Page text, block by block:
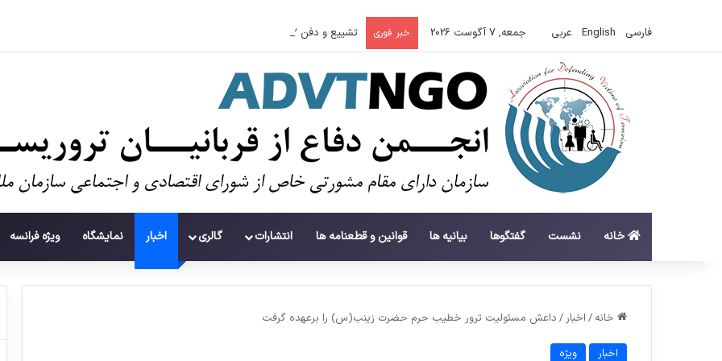
فارسی English عربي جمعه, 7 آگوست 2026 خبر فوری تشییع و دفن ۱۱۲ شهید در غزه پس از سه سال
خانه نشست گفتگوها بیانیه ها قوانین و قطعنامه ها انتشارات گالری اخبار نمایشگاه ویژه فرانسه
خانه / اخبار/ داعش مسئولیت ترور خطیب حرم حضرت زینب(س) را برعهده گرفت
اخبار ویژه